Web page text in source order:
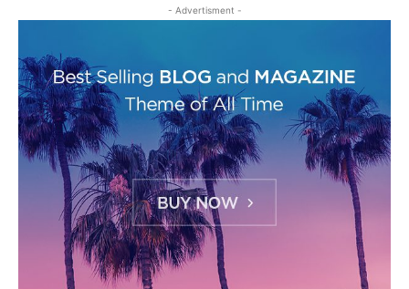
- Advertisment -